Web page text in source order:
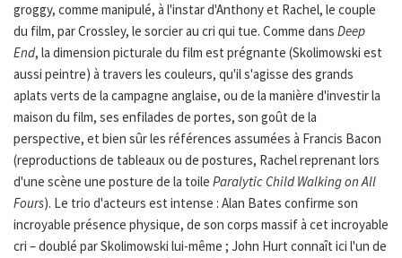
groggy, comme manipulé, à l'instar d'Anthony et Rachel, le couple
du film, par Crossley, le sorcier au cri qui tue. Comme dans Deep
End, la dimension picturale du film est prégnante (Skolimowski est
aussi peintre) à travers les couleurs, qu'il s'agisse des grands
aplats verts de la campagne anglaise, ou de la manière d'investir la
maison du film, ses enfilades de portes, son goût de la
perspective, et bien sûr les références assumées à Francis Bacon
(reproductions de tableaux ou de postures, Rachel reprenant lors
d'une scène une posture de la toile Paralytic Child Walking on All
Fours). Le trio d'acteurs est intense : Alan Bates confirme son
incroyable présence physique, de son corps massif à cet incroyable
cri – doublé par Skolimowski lui-même ; John Hurt connaît ici l'un de